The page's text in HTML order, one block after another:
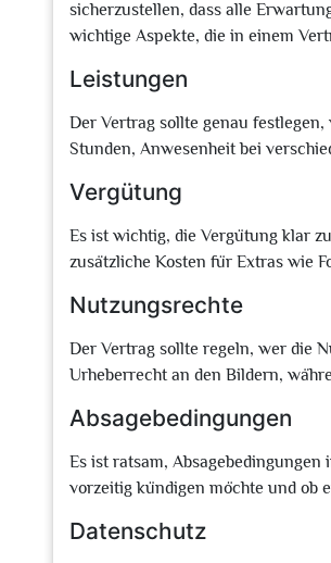
sicherzustellen, dass alle
wichtige Aspekte, die in einem
Leistungen
Der Vertrag sollte genau
Stunden, Anwesenheit bei
Vergütung
Es ist wichtig, die Vergütung klar
zusätzliche Kosten für Extras wie
Nutzungsrechte
Der Vertrag sollte regeln, wer die
Urheberrecht an den Bildern,
Absagebedingungen
Es ist ratsam,
vorzeitig kündigen möchte und ob
Datenschutz